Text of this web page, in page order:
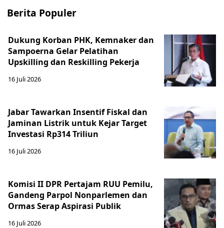
Berita Populer
Dukung Korban PHK, Kemnaker dan
Sampoerna Gelar Pelatihan
Upskilling dan Reskilling Pekerja
16 Juli 2026
Jabar Tawarkan Insentif Fiskal dan
Jaminan Listrik untuk Kejar Target
Investasi Rp314 Triliun
16 Juli 2026
Komisi II DPR Pertajam RUU Pemilu,
Gandeng Parpol Nonparlemen dan
Ormas Serap Aspirasi Publik
16 Juli 2026